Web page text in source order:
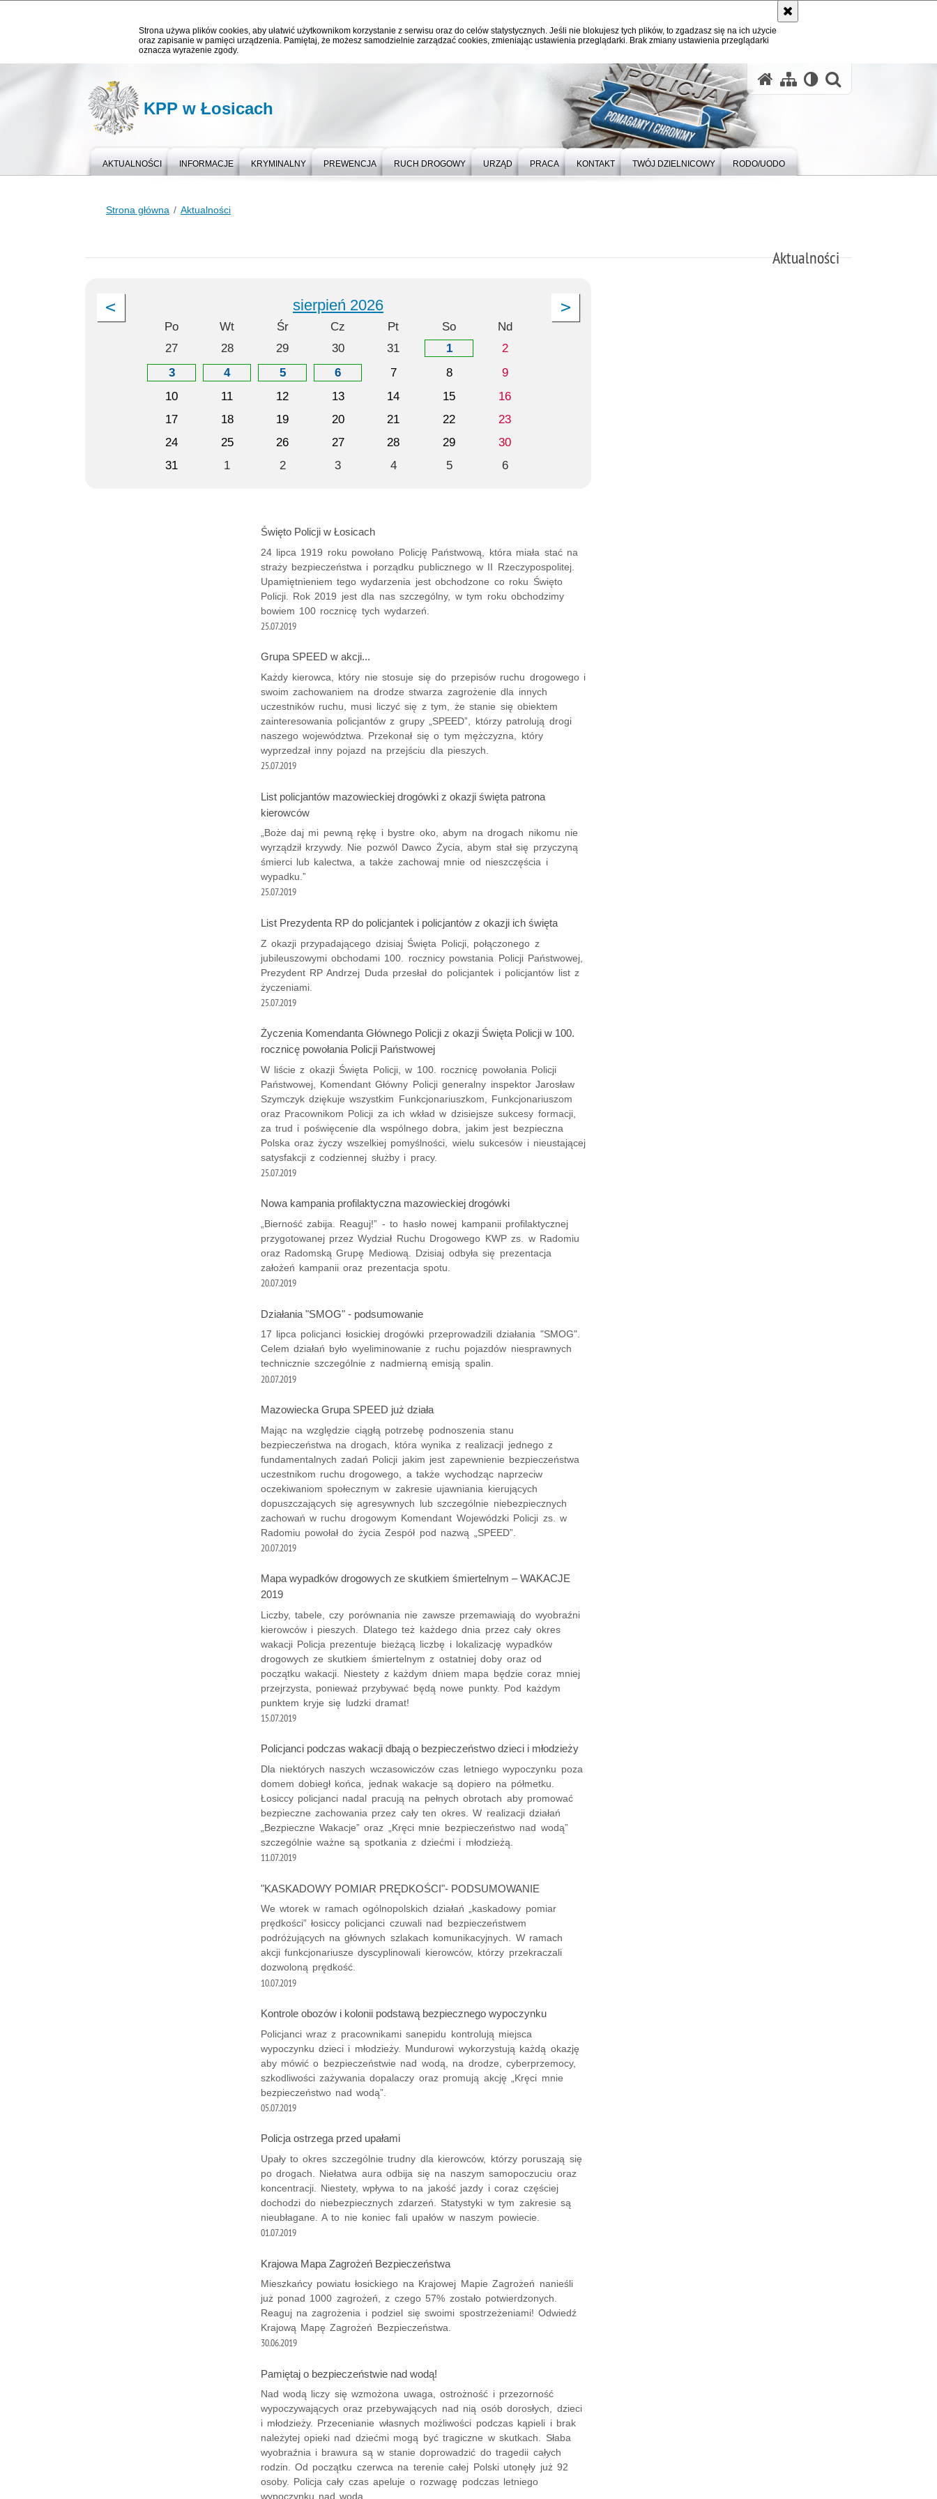
Strona używa plików cookies, aby ułatwić użytkownikom korzystanie z serwisu oraz do celów statystycznych. Jeśli nie blokujesz tych plików, to zgadzasz się na ich użycie
oraz zapisanie w pamięci urządzenia. Pamiętaj, że możesz samodzielnie zarządzać cookies, zmieniając ustawienia przeglądarki. Brak zmiany ustawienia przeglądarki
oznacza wyrażenie zgody.
KPP w Łosicach
AKTUALNOŚCI INFORMACJE KRYMINALNY PREWENCJA RUCH DROGOWY URZĄD PRACA KONTAKT TWÓJ DZIELNICOWY RODO/UODO
Strona główna Aktualności
Aktualności
sierpień 2026
Po Wt Śr Cz Pt So
Nd
27
28 29 30 31 1
2
3
4 5 6 7 8
9
10
11 12 13 14 15
16
17
18 19 20 21 22
23
24
25 26 27 28 29
30
31
1 2 3 4 5 6
Święto Policji w Łosicach
24 lipca 1919 roku powołano Policję Państwową, która miała stać na
straży bezpieczeństwa i porządku publicznego w II Rzeczypospolitej.
Upamiętnieniem tego wydarzenia jest obchodzone co roku Święto
Policji. Rok 2019 jest dla nas szczególny, w tym roku obchodzimy
bowiem 100 rocznicę tych wydarzeń.
25.07.2019
Grupa SPEED w akcji...
Każdy kierowca, który nie stosuje się do przepisów ruchu drogowego i
swoim zachowaniem na drodze stwarza zagrożenie dla innych
uczestników ruchu, musi liczyć się z tym, że stanie się obiektem
zainteresowania policjantów z grupy „SPEED”, którzy patrolują drogi
naszego województwa. Przekonał się o tym mężczyzna, który
wyprzedzał inny pojazd na przejściu dla pieszych.
25.07.2019
List policjantów mazowieckiej drogówki z okazji święta patrona
kierowców
„Boże daj mi pewną rękę i bystre oko, abym na drogach nikomu nie
wyrządził krzywdy. Nie pozwól Dawco Życia, abym stał się przyczyną
śmierci lub kalectwa, a także zachowaj mnie od nieszczęścia i
wypadku.”
25.07.2019
List Prezydenta RP do policjantek i policjantów z okazji ich święta
Z okazji przypadającego dzisiaj Święta Policji, połączonego z
jubileuszowymi obchodami 100. rocznicy powstania Policji Państwowej,
Prezydent RP Andrzej Duda przesłał do policjantek i policjantów list z
życzeniami.
25.07.2019
Życzenia Komendanta Głównego Policji z okazji Święta Policji w 100.
rocznicę powołania Policji Państwowej
W liście z okazji Święta Policji, w 100. rocznicę powołania Policji
Państwowej, Komendant Główny Policji generalny inspektor Jarosław
Szymczyk dziękuje wszystkim Funkcjonariuszkom, Funkcjonariuszom
oraz Pracownikom Policji za ich wkład w dzisiejsze sukcesy formacji,
za trud i poświęcenie dla wspólnego dobra, jakim jest bezpieczna
Polska oraz życzy wszelkiej pomyślności, wielu sukcesów i nieustającej
satysfakcji z codziennej służby i pracy.
25.07.2019
Nowa kampania profilaktyczna mazowieckiej drogówki
„Bierność zabija. Reaguj!” - to hasło nowej kampanii profilaktycznej
przygotowanej przez Wydział Ruchu Drogowego KWP zs. w Radomiu
oraz Radomską Grupę Mediową. Dzisiaj odbyła się prezentacja
założeń kampanii oraz prezentacja spotu.
20.07.2019
Działania "SMOG" - podsumowanie
17 lipca policjanci łosickiej drogówki przeprowadzili działania "SMOG".
Celem działań było wyeliminowanie z ruchu pojazdów niesprawnych
technicznie szczególnie z nadmierną emisją spalin.
20.07.2019
Mazowiecka Grupa SPEED już działa
Mając na względzie ciągłą potrzebę podnoszenia stanu
bezpieczeństwa na drogach, która wynika z realizacji jednego z
fundamentalnych zadań Policji jakim jest zapewnienie bezpieczeństwa
uczestnikom ruchu drogowego, a także wychodząc naprzeciw
oczekiwaniom społecznym w zakresie ujawniania kierujących
dopuszczających się agresywnych lub szczególnie niebezpiecznych
zachowań w ruchu drogowym Komendant Wojewódzki Policji zs. w
Radomiu powołał do życia Zespół pod nazwą „SPEED”.
20.07.2019
Mapa wypadków drogowych ze skutkiem śmiertelnym – WAKACJE
2019
Liczby, tabele, czy porównania nie zawsze przemawiają do wyobraźni
kierowców i pieszych. Dlatego też każdego dnia przez cały okres
wakacji Policja prezentuje bieżącą liczbę i lokalizację wypadków
drogowych ze skutkiem śmiertelnym z ostatniej doby oraz od
początku wakacji. Niestety z każdym dniem mapa będzie coraz mniej
przejrzysta, ponieważ przybywać będą nowe punkty. Pod każdym
punktem kryje się ludzki dramat!
15.07.2019
Policjanci podczas wakacji dbają o bezpieczeństwo dzieci i młodzieży
Dla niektórych naszych wczasowiczów czas letniego wypoczynku poza
domem dobiegł końca, jednak wakacje są dopiero na półmetku.
Łosiccy policjanci nadal pracują na pełnych obrotach aby promować
bezpieczne zachowania przez cały ten okres. W realizacji działań
„Bezpieczne Wakacje” oraz „Kręci mnie bezpieczeństwo nad wodą”
szczególnie ważne są spotkania z dziećmi i młodzieżą.
11.07.2019
"KASKADOWY POMIAR PRĘDKOŚCI"- PODSUMOWANIE
We wtorek w ramach ogólnopolskich działań „kaskadowy pomiar
prędkości” łosiccy policjanci czuwali nad bezpieczeństwem
podróżujących na głównych szlakach komunikacyjnych. W ramach
akcji funkcjonariusze dyscyplinowali kierowców, którzy przekraczali
dozwoloną prędkość.
10.07.2019
Kontrole obozów i kolonii podstawą bezpiecznego wypoczynku
Policjanci wraz z pracownikami sanepidu kontrolują miejsca
wypoczynku dzieci i młodzieży. Mundurowi wykorzystują każdą okazję
aby mówić o bezpieczeństwie nad wodą, na drodze, cyberprzemocy,
szkodliwości zażywania dopalaczy oraz promują akcję „Kręci mnie
bezpieczeństwo nad wodą”.
05.07.2019
Policja ostrzega przed upałami
Upały to okres szczególnie trudny dla kierowców, którzy poruszają się
po drogach. Niełatwa aura odbija się na naszym samopoczuciu oraz
koncentracji. Niestety, wpływa to na jakość jazdy i coraz częściej
dochodzi do niebezpiecznych zdarzeń. Statystyki w tym zakresie są
nieubłagane. A to nie koniec fali upałów w naszym powiecie.
01.07.2019
Krajowa Mapa Zagrożeń Bezpieczeństwa
Mieszkańcy powiatu łosickiego na Krajowej Mapie Zagrożeń nanieśli
już ponad 1000 zagrożeń, z czego 57% zostało potwierdzonych.
Reaguj na zagrożenia i podziel się swoimi spostrzeżeniami! Odwiedź
Krajową Mapę Zagrożeń Bezpieczeństwa.
30.06.2019
Pamiętaj o bezpieczeństwie nad wodą!
Nad wodą liczy się wzmożona uwaga, ostrożność i przezorność
wypoczywających oraz przebywających nad nią osób dorosłych, dzieci
i młodzieży. Przecenianie własnych możliwości podczas kąpieli i brak
należytej opieki nad dziećmi mogą być tragiczne w skutkach. Słaba
wyobraźnia i brawura są w stanie doprowadzić do tragedii całych
rodzin. Od początku czerwca na terenie całej Polski utonęły już 92
osoby. Policja cały czas apeluje o rozwagę podczas letniego
wypoczynku nad wodą.